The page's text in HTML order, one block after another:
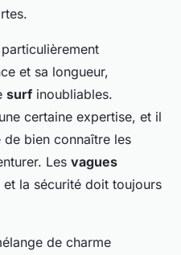
et sa longueur,
surf inoubliables.
certaine expertise, et il
bien connaître les
Les vagues
la sécurité doit toujours
de charme